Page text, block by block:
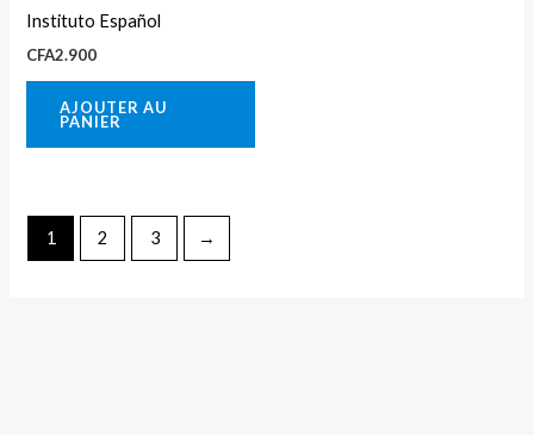
Instituto Español
CFA2.900
AJOUTER AU
PANIER
1 2 3 →